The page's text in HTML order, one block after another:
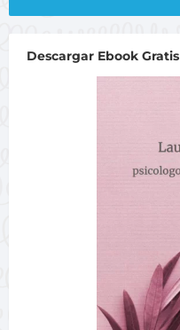
Descargar Ebook Gratis